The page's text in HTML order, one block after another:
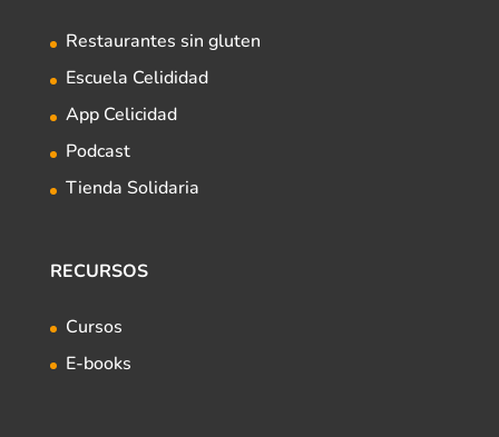
Restaurantes sin gluten
Escuela Celididad
App Celicidad
Podcast
Tienda Solidaria
RECURSOS
Cursos
E-books